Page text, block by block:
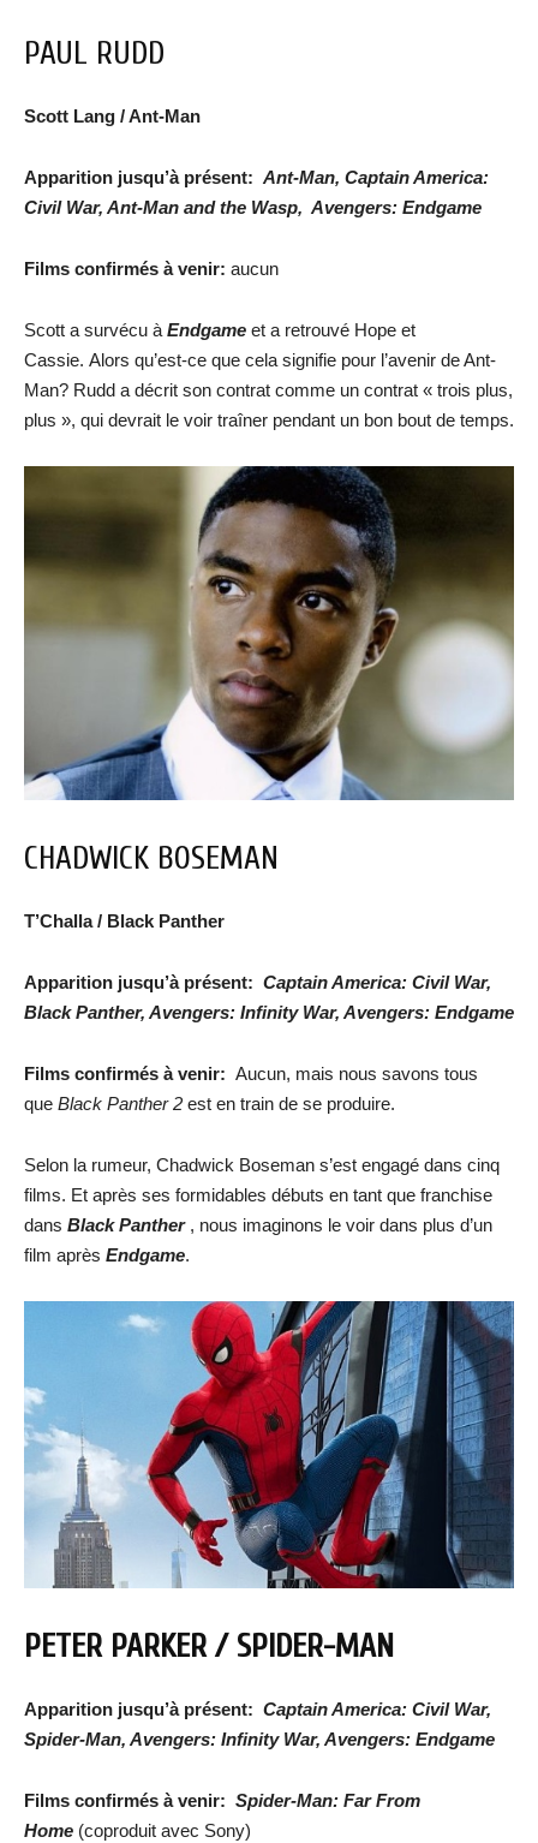
PAUL RUDD
Scott Lang / Ant-Man
Apparition jusqu’à présent: Ant-Man, Captain America:
Civil War, Ant-Man and the Wasp, Avengers: Endgame
Films confirmés à venir: aucun
Scott a survécu àEndgame et a retrouvé Hope et
Cassie. Alors qu’est-ce que cela signifie pour l’avenir de Ant-
Man? Rudd a décrit son contrat comme un contrat « trois plus,
plus », qui devrait le voir traîner pendant un bon bout de temps.
CHADWICK BOSEMAN
T’Challa / Black Panther
Apparition jusqu’à présent: Captain America: Civil War,
Black Panther, Avengers: Infinity War, Avengers: Endgame
Films confirmés à venir: Aucun, mais nous savons tous
que Black Panther 2 est en train de se produire.
Selon la rumeur, Chadwick Boseman s’est engagé dans cinq
films. Et après ses formidables débuts en tant que franchise
dans Black Panther, nous imaginons le voir dans plus d’un
film après Endgame.
PETER PARKER / SPIDER-MAN
Apparition jusqu’à présent: Captain America: Civil War,
Spider-Man, Avengers: Infinity War, Avengers: Endgame
Films confirmés à venir: Spider-Man: Far From
Home (coproduit avec Sony)